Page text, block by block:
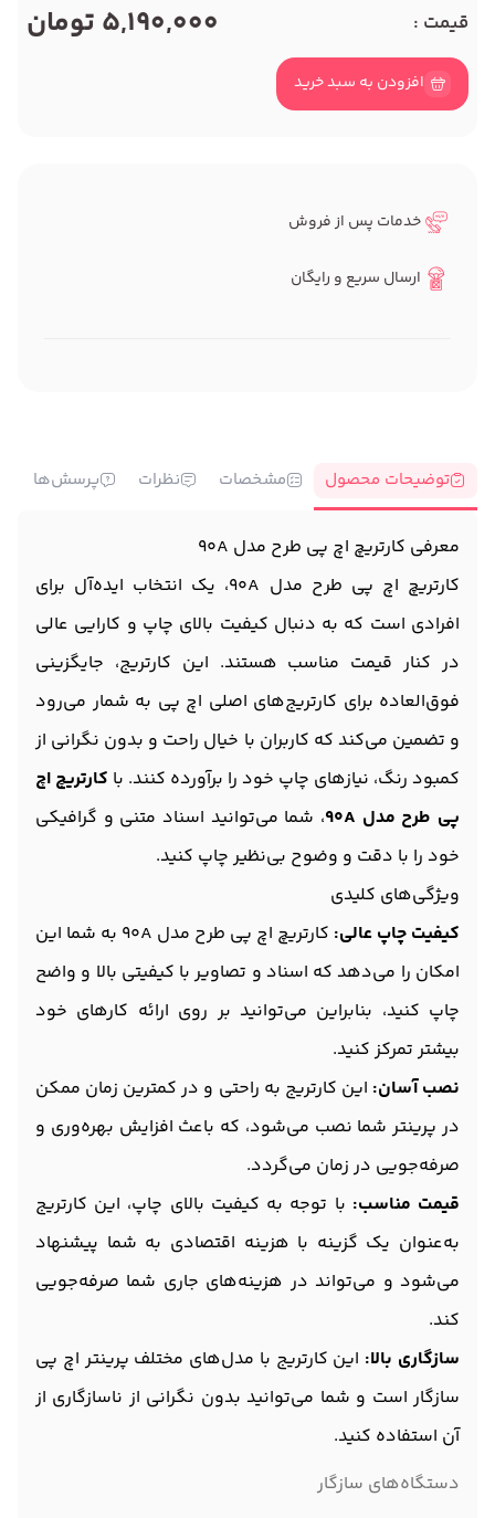
قیمت : 5,190,000 تومان
افزودن به سبد خرید
خدمات پس از فروش
ارسال سریع و رایگان
توضیحات محصول مشخصات نظرات پرسش‌ها
معرفی کارتریچ اچ پی طرح مدل 90A
کارتریچ اچ پی طرح مدل 90A، یک انتخاب ایده‌آل برای
افرادی است که به دنبال کیفیت بالای چاپ و کارایی عالی
در کنار قیمت مناسب هستند. این کارتریج، جایگزینی
فوق‌العاده برای کارتریج‌های اصلی اچ پی به شمار می‌رود
و تضمین می‌کند که کاربران با خیال راحت و بدون نگرانی از
کمبود رنگ، نیازهای چاپ خود را برآورده کنند. با کارتریچ اچ
پی طرح مدل 90A
، شما می‌توانید اسناد متنی و گرافیکی
خود را با دقت و وضوح بی‌نظیر چاپ کنید.
ویژگی‌های کلیدی
کیفیت چاپ عالی:
کارتریچ اچ پی طرح مدل 90A به شما این
امکان را می‌دهد که اسناد و تصاویر با کیفیتی بالا و واضح
چاپ کنید، بنابراین می‌توانید بر روی ارائه کارهای خود
بیشتر تمرکز کنید.
نصب آسان: این کارتریج به راحتی و در کمترین زمان ممکن
در پرینتر شما نصب می‌شود، که باعث افزایش بهره‌وری و
صرفه‌جویی در زمان می‌گردد.
قیمت مناسب: با توجه به کیفیت بالای چاپ، این کارتریج
به‌عنوان یک گزینه با هزینه اقتصادی به شما پیشنهاد
می‌شود و می‌تواند در هزینه‌های جاری شما صرفه‌جویی
کند.
سازگاری بالا: این کارتریج با مدل‌های مختلف پرینتر اچ پی
سازگار است و شما می‌توانید بدون نگرانی از ناسازگاری از
آن استفاده کنید.
دستگاه‌های سازگار